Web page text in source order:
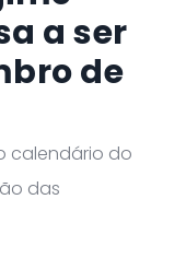
a ser
de
calendário do
das